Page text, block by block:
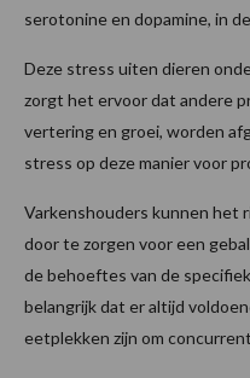
serotonine en dopamine, in
Deze stress uiten dieren
zorgt het ervoor dat andere
vertering en groei, worden
stress op deze manier voor
Varkenshouders kunnen het
door te zorgen voor een
de behoeftes van de
belangrijk dat er altijd
eetplekken zijn om